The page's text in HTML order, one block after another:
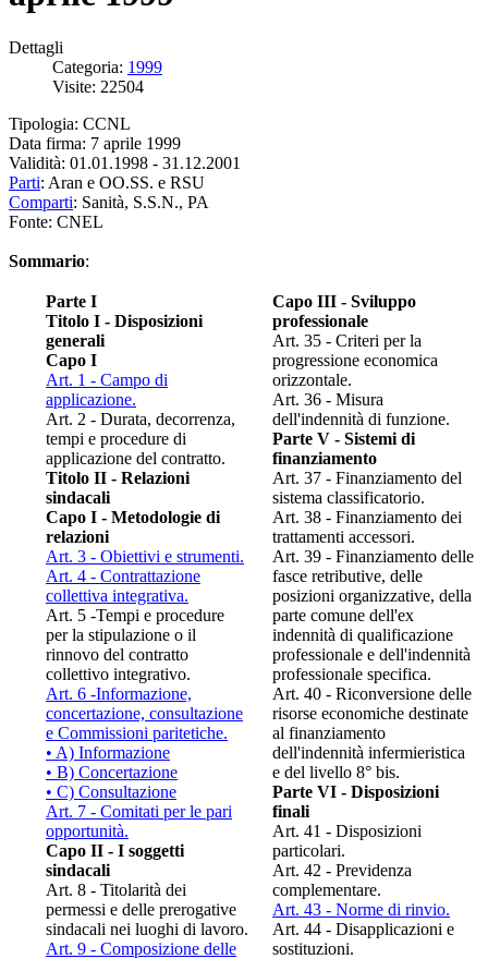
Dettagli
Categoria: 1999
Visite: 22504
Tipologia: CCNL
Data firma: 7 aprile 1999
Validità: 01.01.1998 - 31.12.2001
Parti: Aran e OO.SS. e RSU
Comparti: Sanità, S.S.N., PA
Fonte: CNEL
Sommario:
Parte I
Titolo I - Disposizioni
generali
Capo I
Art. 1 - Campo di
applicazione.
Art. 2 - Durata, decorrenza,
tempi e procedure di
applicazione del contratto.
Titolo II - Relazioni
sindacali
Capo I - Metodologie di
relazioni
Art. 3 - Obiettivi e strumenti.
Art. 4 - Contrattazione
collettiva integrativa.
Art. 5 -Tempi e procedure
per la stipulazione o il
rinnovo del contratto
collettivo integrativo.
Art. 6 -Informazione,
concertazione, consultazione
e Commissioni paritetiche.
• A) Informazione
• B) Concertazione
• C) Consultazione
Art. 7 - Comitati per le pari
opportunità.
Capo II - I soggetti
sindacali
Art. 8 - Titolarità dei
permessi e delle prerogative
sindacali nei luoghi di lavoro.
Art. 9 - Composizione delle
Capo III - Sviluppo
professionale
Art. 35 - Criteri per la
progressione economica
orizzontale.
Art. 36 - Misura
dell'indennità di funzione.
Parte V - Sistemi di
finanziamento
Art. 37 - Finanziamento del
sistema classificatorio.
Art. 38 - Finanziamento dei
trattamenti accessori.
Art. 39 - Finanziamento delle
fasce retributive, delle
posizioni organizzative, della
parte comune dell'ex
indennità di qualificazione
professionale e dell'indennità
professionale specifica.
Art. 40 - Riconversione delle
risorse economiche destinate
al finanziamento
dell'indennità infermieristica
e del livello 8° bis.
Parte VI - Disposizioni
finali
Art. 41 - Disposizioni
particolari.
Art. 42 - Previdenza
complementare.
Art. 43 - Norme di rinvio.
Art. 44 - Disapplicazioni e
sostituzioni.